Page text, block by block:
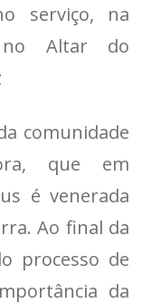
serviço, na
no Altar do
comunidade
que em
é venerada
Ao final da
processo de
da